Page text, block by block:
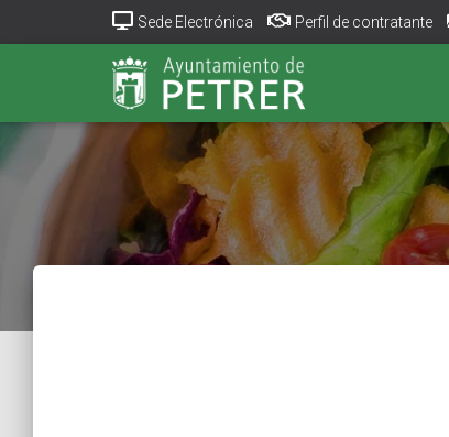
Sede Electrónica Perfil de contratante